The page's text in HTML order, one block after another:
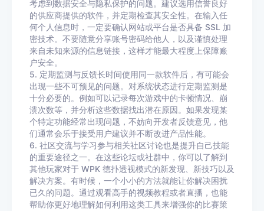
考虑到数据安全与隐私保护的问题。建议选用信誉良好
的供应商提供的软件，并定期检查其安全性。在输入任
何个人信息时，一定要确认网站或平台是否具备 SSL 加
密技术。不要随意分享账号密码给他人，以及谨慎处理
来自未知来源的信息链接，这样才能最大程度上保障账
户安全。
5. 定期监测与反馈长时间使用同一款软件后，有可能会
出现一些不可预见的问题。对系统状态进行定期监测是
十分必要的。例如可以记录每次游戏中的卡顿情况、崩
溃次数等，并分析这些数据找出潜在原因。如果发现某
个特定功能经常出现问题，不妨向开发者反馈意见，他
们通常会乐于接受用户建议并不断改进产品性能。
6. 社区交流与学习参与相关社区讨论也是提升自己技能
的重要途径之一。在这些论坛或社群中，你可以了解到
其他玩家对于 WPK 德扑透视模式的新发现、新技巧以及
解决方案。有时候，一个小小的方法就能让你解决困扰
已久的问题。通过观看高手的视频教程或者直播，也能
帮助你更好地理解如何利用这类工具来增强你的比赛策